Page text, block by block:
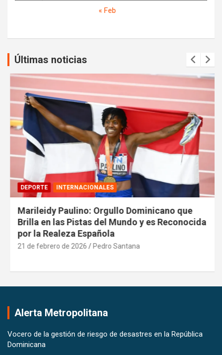
« Feb
Últimas noticias
DEPORTE INTERNACIONALES
Marileidy Paulino: Orgullo Dominicano que
Brilla en las Pistas del Mundo y es Reconocida
por la Realeza Española
21 de febrero de 2026 Pedro Santana
Alerta Metropolitana
Vocero de la gestión de riesgo de desastres en la República
Dominicana